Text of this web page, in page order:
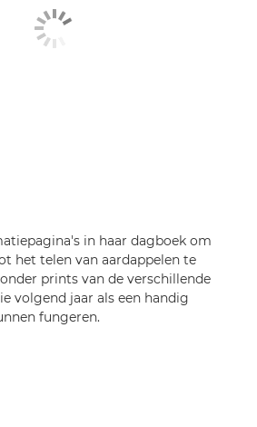
in haar dagboek om
het telen van aardappelen te
prints van de verschillende
volgend jaar als een handig
fungeren.